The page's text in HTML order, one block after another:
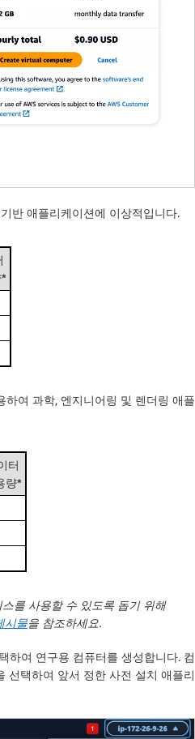
반 애플리케이션에 이상적입니다.
하여 과학, 엔지니어링 및 렌더링 애플
터
량*
를 사용할 수 있도록 돕기 위해
시물을 참조하세요.
하여 연구용 컴퓨터를 생성합니다. 컴
선택하여 앞서 정한 사전 설치 애플리